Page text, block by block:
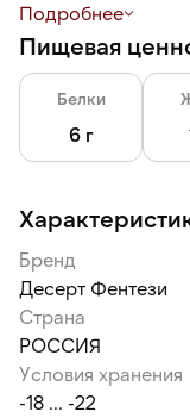
Мучное изделие
экономит время на
Подробнее
Пищевая
Белки
6 г
Бренд
Десерт Фентези
Страна
РОССИЯ
Условия хранения
-18 ... -22